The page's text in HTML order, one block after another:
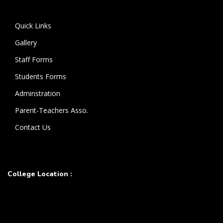
Quick Links
Gallery
Staff Forms
Students Forms
Adminstration
Parent-Teachers Asso.
Contact Us
College Location :